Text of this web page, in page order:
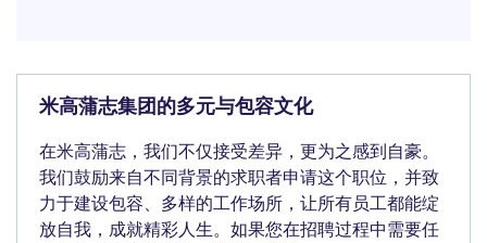
米高蒲志集团的多元与包容文化
在米高蒲志，我们不仅接受差异，更为之感到自豪。
我们鼓励来自不同背景的求职者申请这个职位，并致
力于建设包容、多样的工作场所，让所有员工都能绽
放自我，成就精彩人生。如果您在招聘过程中需要任